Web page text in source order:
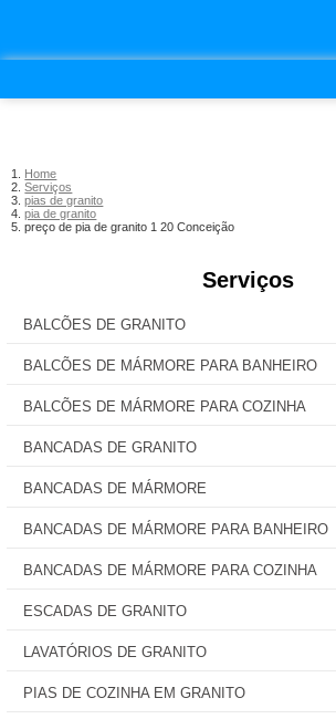
Home
Serviços
pias de granito
pia de granito
preço de pia de granito 1 20 Conceição
Serviços
BALCÕES DE GRANITO
BALCÕES DE MÁRMORE PARA BANHEIRO
BALCÕES DE MÁRMORE PARA COZINHA
BANCADAS DE GRANITO
BANCADAS DE MÁRMORE
BANCADAS DE MÁRMORE PARA BANHEIRO
BANCADAS DE MÁRMORE PARA COZINHA
ESCADAS DE GRANITO
LAVATÓRIOS DE GRANITO
PIAS DE COZINHA EM GRANITO